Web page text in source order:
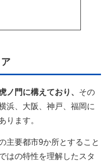
ノ門に構えており、 その
浜、大阪、神戸、福岡に
ります。
主要都市9か所とすること
はの特性を理解したスタ